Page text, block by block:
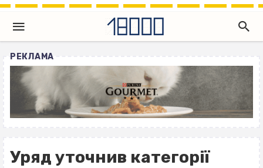
РЕКЛАМА
Уряд уточнив категорії